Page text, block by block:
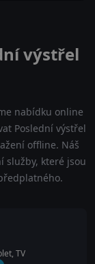
výstřel
nabídku online
Poslední výstřel
offline. Náš
služby, které jsou
TV